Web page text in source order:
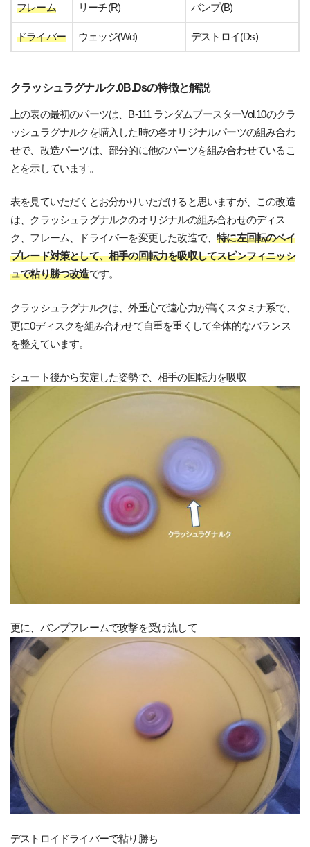
フレーム リーチ(R) バンプ(B)
ドライバー ウェッジ(Wd) デストロイ(Ds)
クラッシュラグナルク.0B.Dsの特徴と解説
上の表の最初のパーツは、B-111 ランダムブースターVol.10のクラ
ッシュラグナルクを購入した時の各オリジナルパーツの組み合わ
せで、改造パーツは、部分的に他のパーツを組み合わせているこ
とを示しています。
表を見ていただくとお分かりいただけると思いますが、この改造
は、クラッシュラグナルクのオリジナルの組み合わせのディス
ク、フレーム、ドライバーを変更した改造で、特に左回転のベイ
ブレード対策として、相手の回転力を吸収してスピンフィニッシ
ュで粘り勝つ改造です。
クラッシュラグナルクは、外重心で遠心力が高くスタミナ系で、
更に0ディスクを組み合わせて自重を重くして全体的なバランス
を整えています。
シュート後から安定した姿勢で、相手の回転力を吸収
更に、バンプフレームで攻撃を受け流して
デストロイドライバーで粘り勝ち